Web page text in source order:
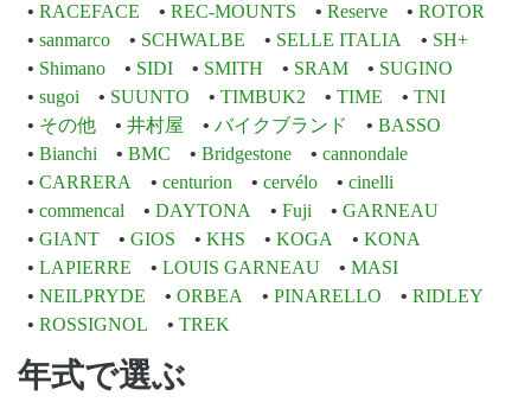
RACEFACE
REC-MOUNTS Reserve
ROTOR
sanmarco
SCHWALBE SELLE ITALIA
SH+
Shimano
SIDI SMITH SRAM
SUGINO
sugoi
SUUNTO TIMBUK2 TIME
TNI
その他
井村屋 バイクブランド
BASSO
Bianchi
BMC Bridgestone
cannondale
CARRERA
centurion cervélo
cinelli
commencal
DAYTONA Fuji
GARNEAU
GIANT
GIOS KHS KOGA
KONA
LAPIERRE
LOUIS GARNEAU
MASI
NEILPRYDE
ORBEA PINARELLO
RIDLEY
ROSSIGNOL
TREK
年式で選ぶ